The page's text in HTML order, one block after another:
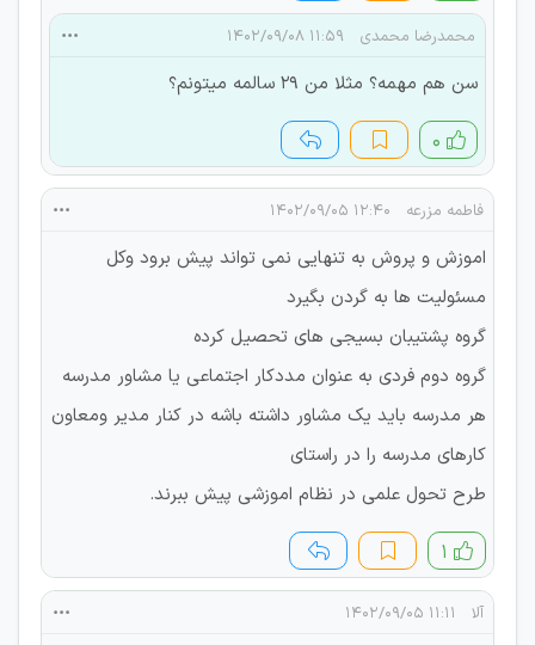
محمدرضا محمدی ۱۱:۵۹ ۱۴۰۲/۰۹/۰۸
سن هم مهمه؟ مثلا من 29 سالمه میتونم؟
۰
فاطمه مزرعه ۱۲:۴۰ ۱۴۰۲/۰۹/۰۵
اموزش و پروش به تنهایی نمی تواند پیش برود وکل
مسئولیت ها به گردن بگیرد
گروه پشتیبان بسیجی های تحصیل کرده
گروه دوم فردی به عنوان مددکار اجتماعی یا مشاور مدرسه
هر مدرسه باید یک مشاور داشته باشه در کنار مدیر ومعاون
کارهای مدرسه را در راستای
طرح تحول علمی در نظام اموزشی پیش ببرند.
۱
آلا ۱۱:۱۱ ۱۴۰۲/۰۹/۰۵